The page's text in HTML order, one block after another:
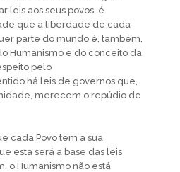
leis aos seus povos, é
que a liberdade de cada
parte do mundo é, também,
Humanismo e do conceito da
pelo
há leis de governos que,
merecem o repúdio de
cada Povo tem a sua
esta será a base das leis
o Humanismo não está